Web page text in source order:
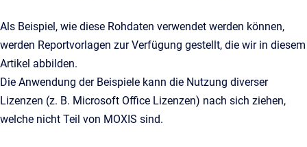
Als Beispiel, wie diese Rohdaten verwendet werden können,
werden Reportvorlagen zur Verfügung gestellt, die wir in diesem
Artikel abbilden.
Die Anwendung der Beispiele kann die Nutzung diverser
Lizenzen (z. B. Microsoft Office Lizenzen) nach sich ziehen,
welche nicht Teil von MOXIS sind.